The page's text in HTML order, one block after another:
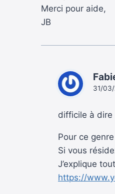
Merci pour aide,
JB
31/
difficile à
Pour ce
Si vous
J’explique
https://